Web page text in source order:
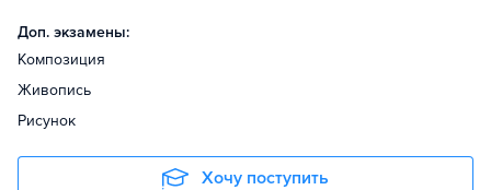
Доп. экзамены:
Композиция
Живопись
Рисунок
Хочу поступить